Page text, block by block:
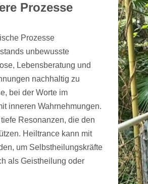
Prozesse
Prozesse
unbewusste
Lebensberatung und
nachhaltig zu
bei der Worte im
inneren Wahrnehmungen.
Resonanzen, die den
Heiltrance kann mit
um Selbstheilungskräfte
als Geistheilung oder